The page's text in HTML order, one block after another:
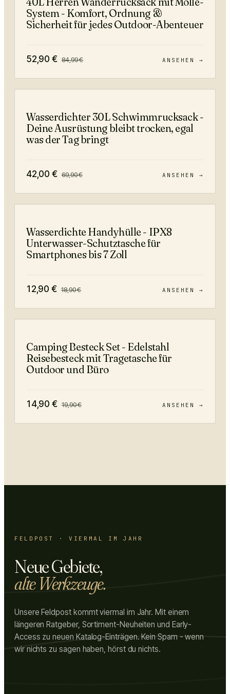
System - Komfort, Ordnung &
Sicherheit für jedes Outdoor-Abenteuer
52,90 € 84,99€ ANSEHEN →
Wasserdichter 30L Schwimmrucksack -
Deine Ausrüstung bleibt trocken, egal
was der Tag bringt
42,00 € 69,90€ ANSEHEN →
Wasserdichte Handyhülle - IPX8
Unterwasser-Schutztasche für
Smartphones bis 7 Zoll
12,90 € 18,90€ ANSEHEN →
Camping Besteck Set - Edelstahl
Reisebesteck mit Tragetasche für
Outdoor und Büro
14,90 € 19,90€ ANSEHEN →
FELDPOST · VIERMAL IM JAHR
Neue Gebiete,
alte Werkzeuge.
Unsere Feldpost kommt viermal im Jahr. Mit einem
längeren Ratgeber, Sortiment-Neuheiten und Early-
Access zu neuen Katalog-Einträgen. Kein Spam - wenn
wir nichts zu sagen haben, hörst du nichts.